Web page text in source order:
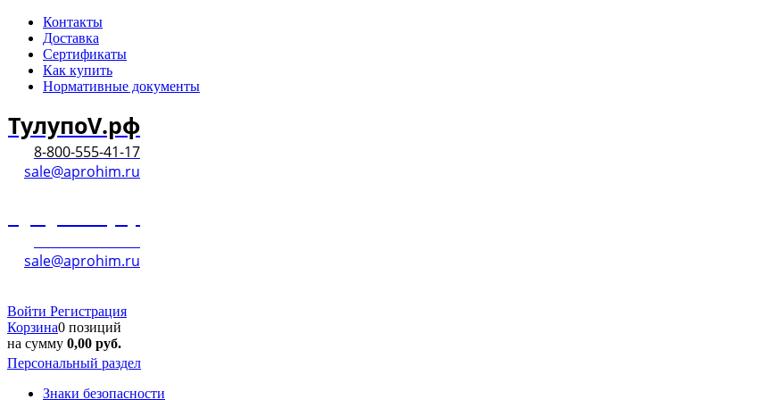
Контакты
Доставка
Сертификаты
Как купить
Нормативные документы
ТулупоV.рф
8-800-555-41-17
sale@aprohim.ru
sale@aprohim.ru
Войти Регистрация
Корзина0 позиций
на сумму 0,00 руб.
Персональный раздел
Знаки безопасности